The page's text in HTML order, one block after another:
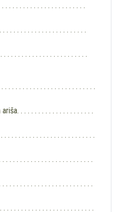
. . . . . . . . . . . . . . . . . . . . . .
. . . . . . . . . . . . . . . . . . . . . .
. . . . . . . . . . . . . . . . . . . . . .
. . . . . . . . . . . . . . . . . . . . . . . . . .
. . . . . . . . . . . . . . . . . . . . .
. . . . . . . . . . . . . . . . . . . . . . . . .
. . . . . . . . . . . . . . . . . . . . . . . .
. . . . . . . . . . . . . . . . . . . . . . . .
. . . . . . . . . . . . . . . . . . . . . . . . .